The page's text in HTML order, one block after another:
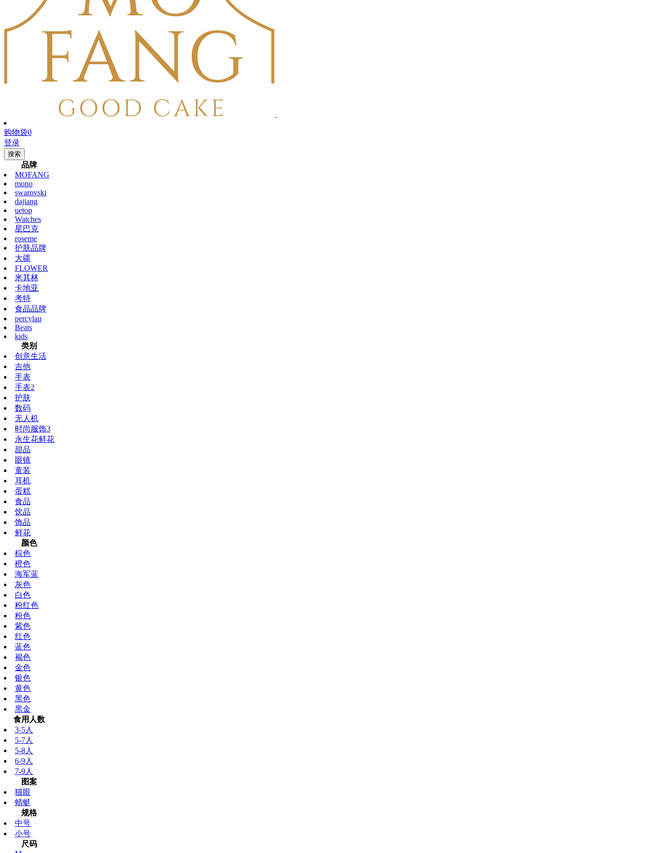
购物袋0
登录
搜索
品牌
MOFANG
mono
swarovski
dajiang
uetop
Watches
星巴克
roseme
护肤品牌
大疆
FLOWER
米其林
卡地亚
考特
食品品牌
percylau
Beats
kids
类别
创意生活
吉他
手表
手表2
护肤
数码
无人机
时尚服饰3
永生花鲜花
甜品
眼镜
童装
耳机
蛋糕
食品
饮品
饰品
鲜花
颜色
棕色
橙色
海军蓝
灰色
白色
粉红色
粉色
紫色
红色
蓝色
褐色
金色
银色
黄色
黑色
黑金
食用人数
3-5人
5-7人
5-8人
6-9人
7-9人
图案
猫眼
蜻蜓
规格
中号
小号
尺码